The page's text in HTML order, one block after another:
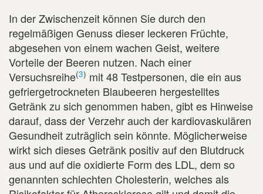
In der Zwischenzeit können Sie durch den
regelmäßigen Genuss dieser leckeren Früchte,
abgesehen von einem wachen Geist, weitere
Vorteile der Beeren nutzen. Nach einer
Versuchsreihe(3) mit 48 Testpersonen, die ein aus
gefriergetrockneten Blaubeeren hergestelltes
Getränk zu sich genommen haben, gibt es Hinweise
darauf, dass der Verzehr auch der kardiovaskulären
Gesundheit zuträglich sein könnte. Möglicherweise
wirkt sich dieses Getränk positiv auf den Blutdruck
aus und auf die oxidierte Form des LDL, dem so
genannten schlechten Cholesterin, welches als